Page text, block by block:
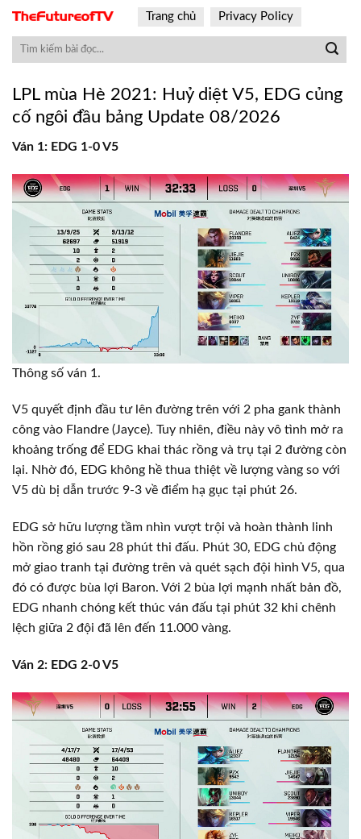
Skip
content
Trang chủ Privacy Policy
LPL mùa Hè 2021: Huỷ diệt V5, EDG củng
cố ngôi đầu bảng Update 08/2026
Ván 1: EDG 1-0 V5
Thông số ván 1.
V5 quyết định đầu tư lên đường trên với 2 pha gank thành
công vào Flandre (Jayce). Tuy nhiên, điều này vô tình mở ra
khoảng trống để EDG khai thác rồng và trụ tại 2 đường còn
lại. Nhờ đó, EDG không hề thua thiệt về lượng vàng so với
V5 dù bị dẫn trước 9-3 về điểm hạ gục tại phút 26.
EDG sở hữu lượng tầm nhìn vượt trội và hoàn thành linh
hồn rồng gió sau 28 phút thi đấu. Phút 30, EDG chủ động
mở giao tranh tại đường trên và quét sạch đội hình V5, qua
đó có được bùa lợi Baron. Với 2 bùa lợi mạnh nhất bản đồ,
EDG nhanh chóng kết thúc ván đấu tại phút 32 khi chênh
lệch giữa 2 đội đã lên đến 11.000 vàng.
Ván 2: EDG 2-0 V5